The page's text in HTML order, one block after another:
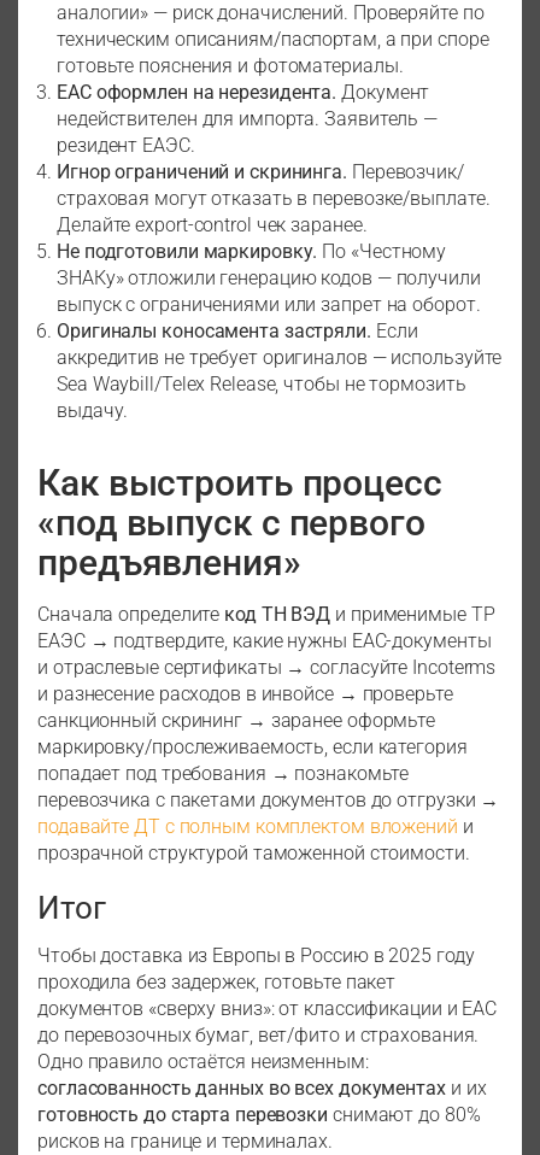
аналогии» — риск доначислений. Проверяйте по
техническим описаниям/паспортам, а при споре
готовьте пояснения и фотоматериалы.
EAC оформлен на нерезидента. Документ
недействителен для импорта. Заявитель —
резидент ЕАЭС.
Игнор ограничений и скрининга. Перевозчик/
страховая могут отказать в перевозке/выплате.
Делайте export-control чек заранее.
Не подготовили маркировку. По «Честному
ЗНАКу» отложили генерацию кодов — получили
выпуск с ограничениями или запрет на оборот.
Оригиналы коносамента застряли. Если
аккредитив не требует оригиналов — используйте
Sea Waybill/Telex Release, чтобы не тормозить
выдачу.
Как выстроить процесс
«под выпуск с первого
предъявления»
Сначала определите код ТН ВЭД и применимые ТР
ЕАЭС → подтвердите, какие нужны EAC-документы
и отраслевые сертификаты → согласуйте Incoterms
и разнесение расходов в инвойсе → проверьте
санкционный скрининг → заранее оформьте
маркировку/прослеживаемость, если категория
попадает под требования → познакомьте
перевозчика с пакетами документов до отгрузки →
подавайте ДТ с полным комплектом вложений и
прозрачной структурой таможенной стоимости.
Итог
Чтобы доставка из Европы в Россию в 2025 году
проходила без задержек, готовьте пакет
документов «сверху вниз»: от классификации и EAC
до перевозочных бумаг, вет/фито и страхования.
Одно правило остаётся неизменным:
согласованность данных во всех документахи их
готовность до старта перевозки снимают до 80%
рисков на границе и терминалах.